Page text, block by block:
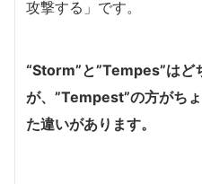
攻撃する」です。
“Storm”と”Tempes”はど
が、”Tempest”の方がち
た違いがあります。